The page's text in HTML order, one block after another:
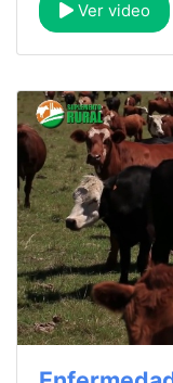
Ver video